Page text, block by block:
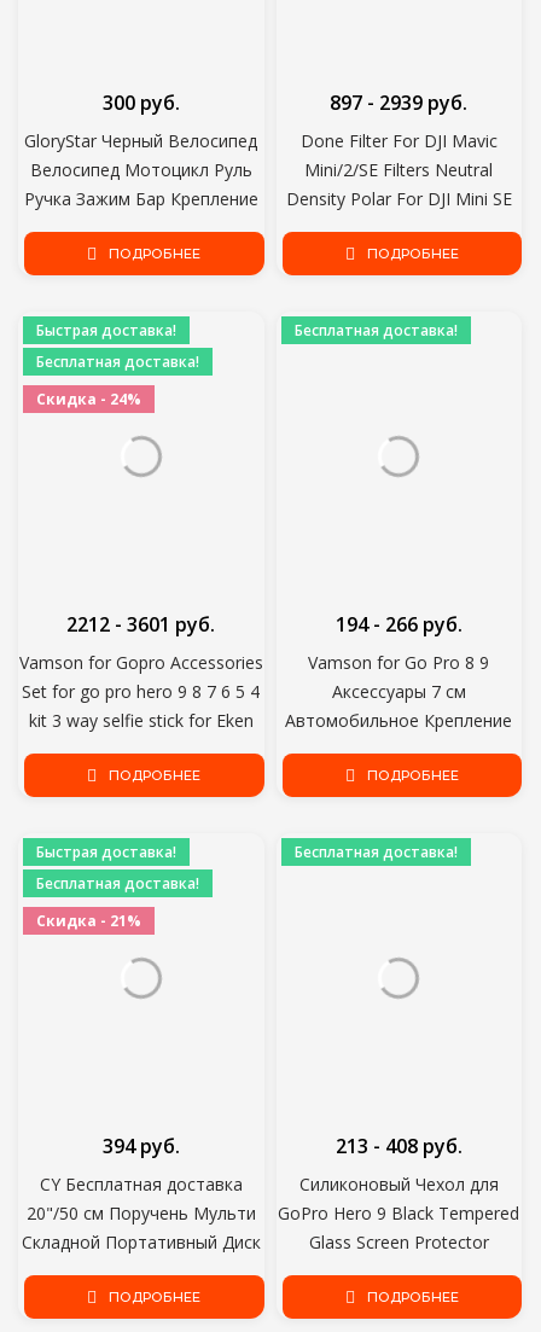
GloryStar Черный Велосипед
Велосипед Мотоцикл Руль
Ручка Зажим Бар Крепление
Камеры Штатив Адаптер Для
Gopro Hero 1 2 3 3+ 4
300 руб.
ПОДРОБНЕЕ
Done Filter For DJI Mavic
Mini/2/SE Filters Neutral
Density Polar For DJI Mini SE
Camera Accessories UV CPL
ND NDPL4/8/16/32
897 - 2939 руб.
ПОДРОБНЕЕ
Быстрая доставка!
Бесплатная доставка!
Скидка - 24%
Vamson for Gopro Accessories
Set for go pro hero 9 8 7 6 5 4
kit 3 way selfie stick for Eken
h8r / for yi EVA case VS77
2212 - 3601 руб.
ПОДРОБНЕЕ
Бесплатная доставка!
Vamson for Go Pro 8 9
Аксессуары 7 см
Автомобильное Крепление
Лобовое Стекло Присоска
для Gopro Hero 9 8 7 6 5 4
194 - 266 руб.
ПОДРОБНЕЕ
Быстрая доставка!
Бесплатная доставка!
Скидка - 21%
CY Бесплатная доставка
20"/50 см Поручень Мульти
Складной Портативный Диск
Светоотражатель для
фотостудии 2in1 Золото и
394 руб.
ПОДРОБНЕЕ
Бесплатная доставка!
Силиконовый Чехол для
GoPro Hero 9 Black Tempered
Glass Screen Protector
Защитная Пленка Крышка
Объектива Крышка для Go
213 - 408 руб.
ПОДРОБНЕЕ